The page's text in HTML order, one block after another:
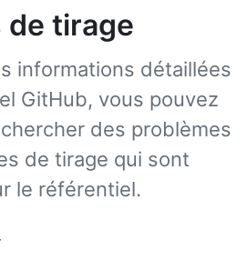
de tirage
informations détaillées
GitHub, vous pouvez
des problèmes
de tirage qui sont
le référentiel.